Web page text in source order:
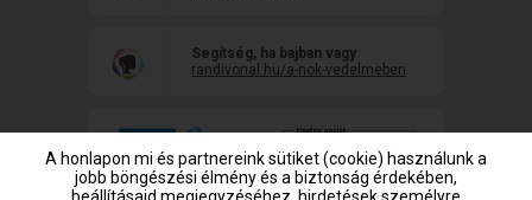
Segítség, ha bajban vagy
randivonal.hu/a-nok-vedelmeben
A honlapon mi és partnereink sütiket (cookie) használunk a
jobb böngészési élmény és a biztonság érdekében,